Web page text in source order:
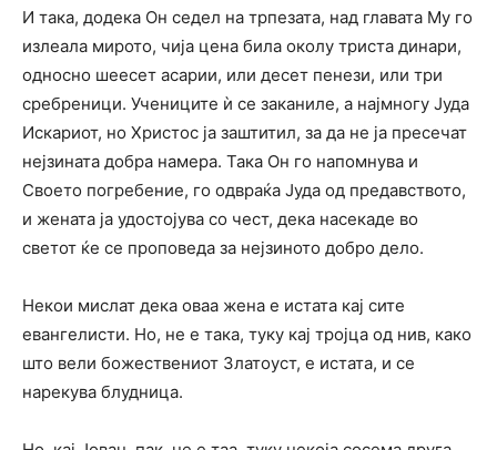
И така, додека Он седел на трпезата, над главата Му го
излеала мирото, чија цена била околу триста динари,
односно шеесет асарии, или десет пенези, или три
сребреници. Учениците ѝ се заканиле, а најмногу Јуда
Искариот, но Христос ја заштитил, за да не ја пресечат
нејзината добра намера. Така Он го напомнува и
Своето погребение, го одвраќа Јуда од предавството,
и жената ја удостојува со чест, дека насекаде во
светот ќе се проповеда за нејзиното добро дело.
Некои мислат дека оваа жена е истата кај сите
евангелисти. Но, не е така, туку кај тројца од нив, како
што вели божествениот Златоуст, е истата, и се
нарекува блудница.